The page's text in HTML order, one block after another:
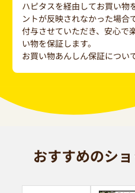
ハピタスを経由してお買い物
ントが反映されなかった場合
付与させていただき、安心で
い物を保証します。
お買い物あんしん保証につい
おすすめのシ